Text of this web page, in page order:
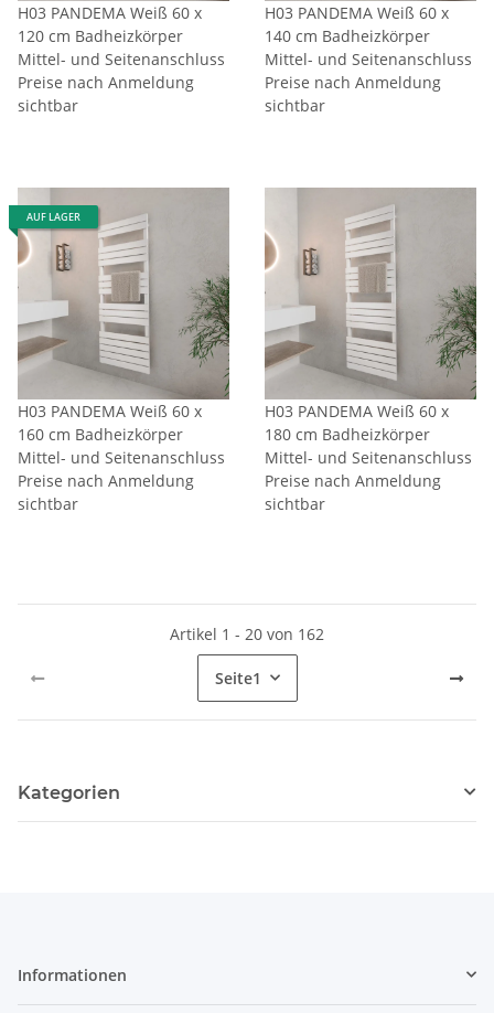
H03 PANDEMA Weiß 60 x
120 cm Badheizkörper
Mittel- und Seitenanschluss
Preise nach Anmeldung
sichtbar
H03 PANDEMA Weiß 60 x
140 cm Badheizkörper
Mittel- und Seitenanschluss
Preise nach Anmeldung
sichtbar
AUF LAGER
H03 PANDEMA Weiß 60 x
160 cm Badheizkörper
Mittel- und Seitenanschluss
Preise nach Anmeldung
sichtbar
H03 PANDEMA Weiß 60 x
180 cm Badheizkörper
Mittel- und Seitenanschluss
Preise nach Anmeldung
sichtbar
Artikel 1 - 20 von 162
Seite1
Kategorien
Informationen